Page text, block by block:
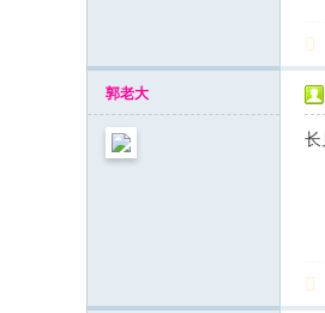
郭老大
长